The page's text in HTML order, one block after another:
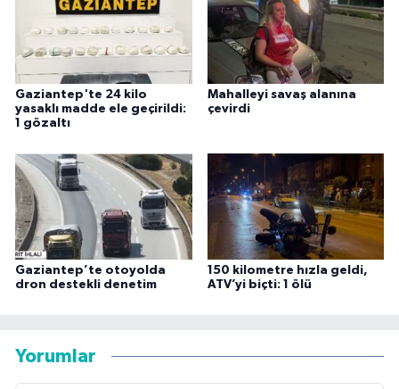
Gaziantep'te 24 kilo
yasaklı madde ele geçirildi:
1 gözaltı
Mahalleyi savaş alanına
çevirdi
Gaziantep’te otoyolda
dron destekli denetim
150 kilometre hızla geldi,
ATV’yi biçti: 1 ölü
Yorumlar